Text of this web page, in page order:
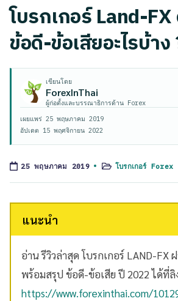
โบรกเกอร์ Land-
ข้อดี-ข้อเสียอะไรบ้าง
เขียนโดย
ForexInThai
ผู้ก่อตั้งและบรรณาธิการด้าน Forex
เผยแพร่ 25 พฤษภาคม 2019
อัปเดต 15 พฤศจิกายน 2022
25 พฤษภาคม 2019
Postedโบรกเกอร์
แนะนำ
อ่าน รีวิวล่าสุด โบรกเกอร์ LAND-FX
พร้อมสรุป ข้อดี-ข้อเสีย ปี 2022 ได้ที่ลิ
https://www.forexinthai.com/